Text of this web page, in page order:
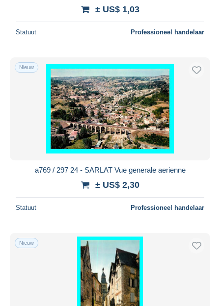
± US$ 1,03
Statuut Professioneel handelaar
Nieuw
a769 / 297 24 - SARLAT Vue generale aerienne
± US$ 2,30
Statuut Professioneel handelaar
Nieuw